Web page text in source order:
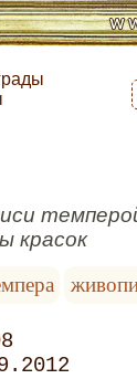
красок